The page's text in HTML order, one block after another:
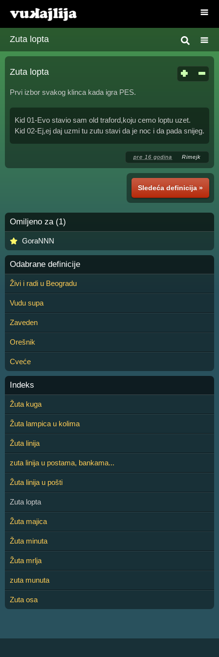
Zuta lopta
Zuta lopta
Prvi izbor svakog klinca kada igra PES.
Kid 01-Evo stavio sam old traford,koju cemo loptu uzet.
Kid 02-Ej,ej daj uzmi tu zutu stavi da je noc i da pada snijeg.
pre 16 godina Rimejk
Sledeća definicija »
Omiljeno za (1)
GoraNNN
Odabrane definicije
Živi i radi u Beogradu
Vudu supa
Zaveden
Orešnik
Cveće
Indeks
Žuta kuga
Žuta lampica u kolima
Žuta linija
zuta linija u postama, bankama...
Žuta linija u pošti
Zuta lopta
Žuta majica
Žuta minuta
Žuta mrlja
zuta munuta
Zuta osa